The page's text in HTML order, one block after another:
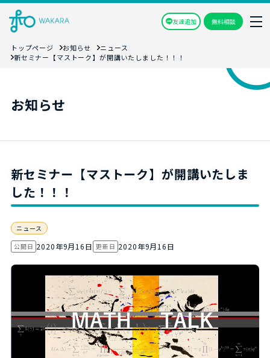
友達追加 無料相談
トップページ お知らせ
ニュース
新セミナー【マストーク】が開講いたしました！！！
お知らせ
新セミナー【マストーク】が開講いたしま
した！！！
ニュース
公開日 2020年9月16日 更新日 2020年9月16日